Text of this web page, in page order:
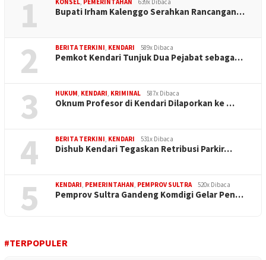
1 KONSEL, PEMERINTAHAN 639x Dibaca
Bupati Irham Kalenggo Serahkan Rancangan…
2 BERITA TERKINI, KENDARI 589x Dibaca
Pemkot Kendari Tunjuk Dua Pejabat sebaga…
3 HUKUM, KENDARI, KRIMINAL 587x Dibaca
Oknum Profesor di Kendari Dilaporkan ke …
4 BERITA TERKINI, KENDARI 531x Dibaca
Dishub Kendari Tegaskan Retribusi Parkir…
5 KENDARI, PEMERINTAHAN, PEMPROV SULTRA 520x Dibaca
Pemprov Sultra Gandeng Komdigi Gelar Pen…
#TERPOPULER